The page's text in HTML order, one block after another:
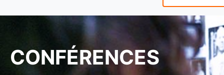
CONFÉRENCES